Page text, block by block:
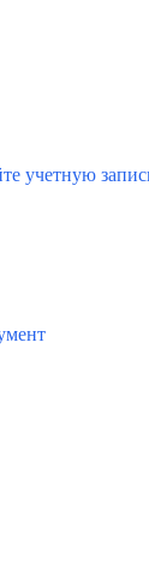
учетную